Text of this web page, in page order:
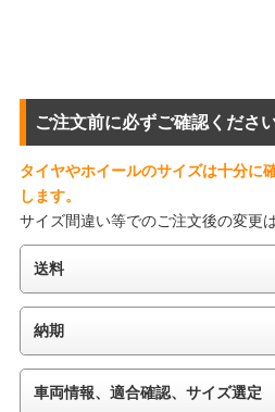
ご注文前に必ずご確認くださ
タイヤやホイールのサイズは十分に
します。
サイズ間違い等でのご注文後の変更
送料
納期
車両情報、適合確認、サイズ選定